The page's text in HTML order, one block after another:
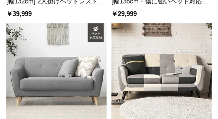
きソファ
￥39,999
地も] 天然木脚 2人掛けコンパクト
￥29,999